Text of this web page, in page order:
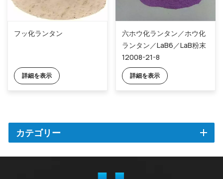
フッ化ランタン
詳細を表示
六ホウ化ランタン／ホウ化
ランタン／LaB6／LaB粉末
12008-21-8
詳細を表示
カテゴリー